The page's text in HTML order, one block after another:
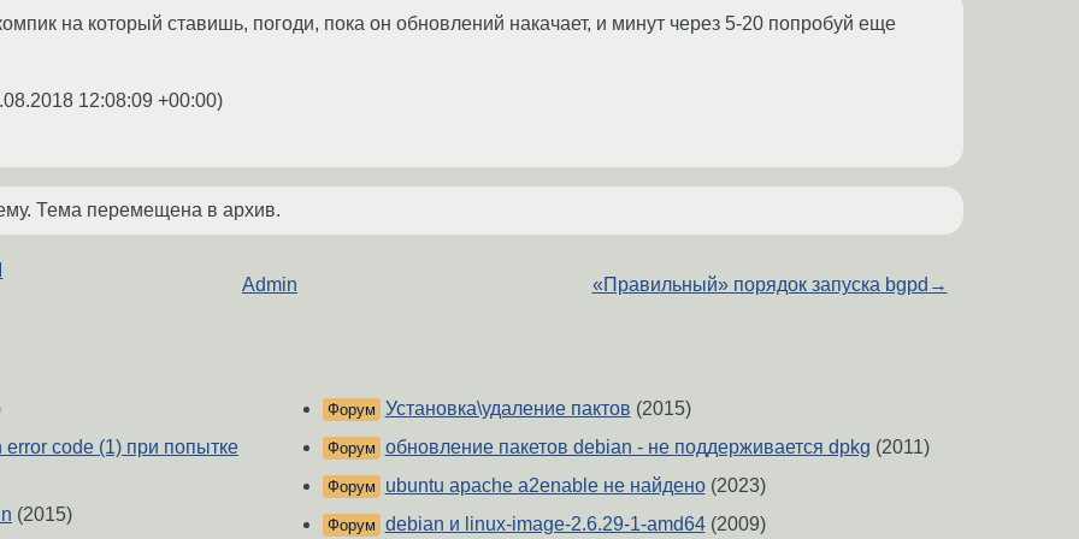
на который ставишь, погоди, пока он обновлений накачает, и минут через 5-20 попробуй еще
12:08:09 +00:00)
Тема перемещена в архив.
Admin «Правильный» порядок запуска bgpd →
code (1) при попытке
(2015)
Форум Установка\удаление пактов (2015)
Форум обновление пакетов debian - не поддерживается dpkg (2011)
Форум ubuntu apache a2enable не найдено(2023)
Форум debian и linux-image-2.6.29-1-amd64(2009)